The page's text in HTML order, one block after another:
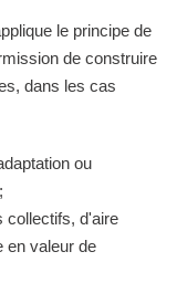
le principe de
de construire
dans les cas
ou
collectifs, d'aire
en valeur de